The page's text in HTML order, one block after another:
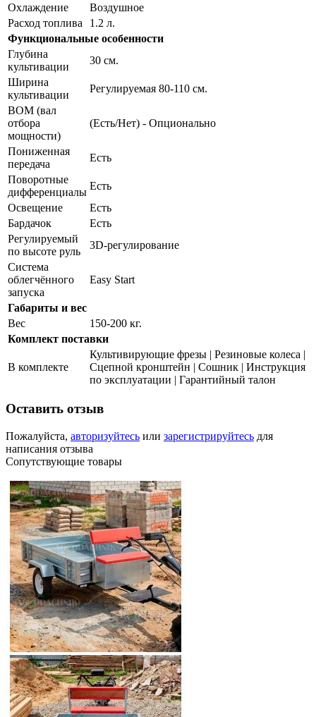
Охлаждение
Воздушное
Расход топлива
1.2 л.
Функциональные особенности
Глубина
культивации
30 см.
Ширина
культивации
Регулируемая 80-110 см.
ВОМ (вал
отбора
мощности)
(Есть/Нет) - Опционально
Пониженная
передача
Есть
Поворотные
дифференциалы
Есть
Освещение
Есть
Бардачок
Есть
Регулируемый
по высоте руль
3D-регулирование
Система
облегчённого
запуска
Easy Start
Габариты и вес
Вес
150-200 кг.
Комплект поставки
В комплекте
Культивирующие фрезы | Резиновые колеса |
Сцепной кронштейн | Сошник | Инструкция
по эксплуатации | Гарантийный талон
Оставить отзыв
Пожалуйста, авторизуйтесь или зарегистрируйтесь для
написания отзыва
Сопутствующие товары